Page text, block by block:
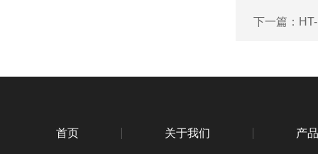
下一篇：
首页 关于我们 产